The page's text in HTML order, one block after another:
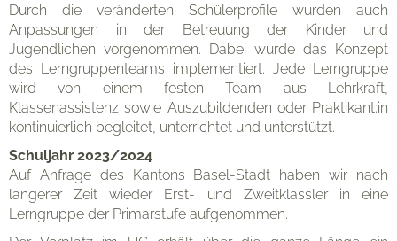
Durch die veränderten Schülerprofile wurden auch
Anpassungen in der Betreuung der Kinder und
Jugendlichen vorgenommen. Dabei wurde das Konzept
des Lerngruppenteams implementiert. Jede Lerngruppe
wird von einem festen Team aus Lehrkraft,
Klassenassistenz sowie Auszubildenden oder Praktikant:in
kontinuierlich begleitet, unterrichtet und unterstützt.
Schuljahr 2023/2024
Auf Anfrage des Kantons Basel-Stadt haben wir nach
längerer Zeit wieder Erst- und Zweitklässler in eine
Lerngruppe der Primarstufe aufgenommen.